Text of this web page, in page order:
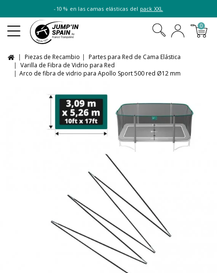
-10 % en las camas elásticas del pack XXL
0
Piezas de Recambio
Partes para Red de Cama Elástica
Varilla de Fibra de Vidrio para Red
Arco de fibra de vidrio para Apollo Sport 500 red Ø12 mm